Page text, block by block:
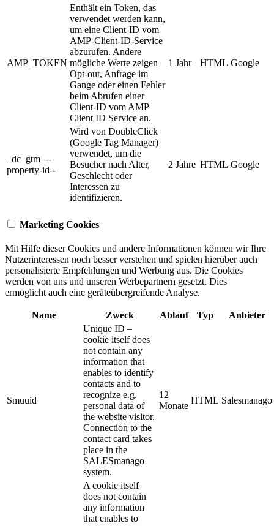
AMP_TOKEN
Enthält ein Token, das
verwendet werden kann,
um eine Client-ID vom
AMP-Client-ID-Service
abzurufen. Andere
mögliche Werte zeigen
Opt-out, Anfrage im
Gange oder einen Fehler
beim Abrufen einer
Client-ID vom AMP
Client ID Service an.
1 Jahr HTML Google
_dc_gtm_--
property-id--
Wird von DoubleClick
(Google Tag Manager)
verwendet, um die
Besucher nach Alter,
Geschlecht oder
Interessen zu
identifizieren.
2 Jahre HTML Google
Marketing Cookies
Mit Hilfe dieser Cookies und andere Informationen können wir Ihre
Nutzerinteressen noch besser verstehen und spielen hierüber auch
personalisierte Empfehlungen und Werbung aus. ​Die Cookies
werden von uns und unseren Werbepartnern gesetzt. Dies
ermöglicht auch eine geräteübergreifende Analyse.
Name Zweck Ablauf Typ Anbieter
Smuuid
Unique ID –
cookie itself does
not contain any
information that
enables to identify
contacts and to
recognize e.g.
personal data of
the website visitor.
Connection to the
contact card takes
place in the
SALESmanago
system.
12
Monate
HTML Salesmanago
A cookie itself
does not contain
any information
that enables to